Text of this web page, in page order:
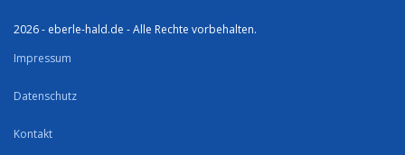
2026 - eberle-hald.de - Alle Rechte vorbehalten.
Impressum
Datenschutz
Kontakt